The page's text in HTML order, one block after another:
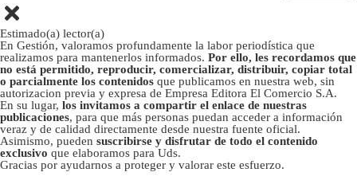
Estimado(a) lector(a)
En Gestión, valoramos profundamente la labor periodística que
realizamos para mantenerlos informados. Por ello, les recordamos que
no está permitido, reproducir, comercializar, distribuir, copiar total
o parcialmente los contenidos que publicamos en nuestra web, sin
autorizacion previa y expresa de Empresa Editora El Comercio S.A.
En su lugar, los invitamos a compartir el enlace de nuestras
publicaciones, para que más personas puedan acceder a información
veraz y de calidad directamente desde nuestra fuente oficial.
Asimismo, pueden suscribirse y disfrutar de todo el contenido
exclusivo que elaboramos para Uds.
Gracias por ayudarnos a proteger y valorar este esfuerzo.